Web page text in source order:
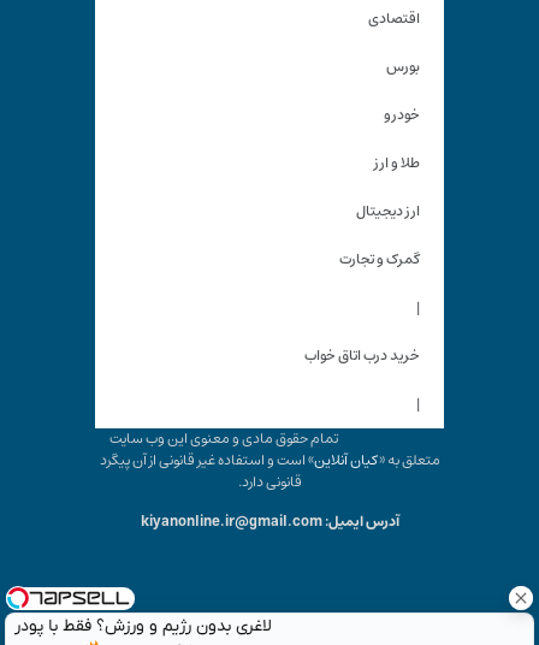
لاغری بدون رژیم و ورزش؟ فقط با پودر
اقتصادی
بورس
خودرو
طلا و ارز
ارز دیجیتال
گمرک و تجارت
|
خرید درب اتاق خواب
|
تمام حقوق مادی و معنوی این وب سایت
متعلق به «کیان آنلاین» است و استفاده غیر قانونی از آن پیگرد
قانونی دارد.
آدرس ایمیل: kiyanonline.ir@gmail.com